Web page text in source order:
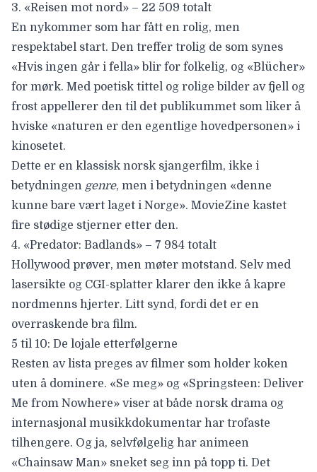
3. «Reisen mot nord» – 22 509 totalt
En nykommer som har fått en rolig, men
respektabel start. Den treffer trolig de som synes
«Hvis ingen går i fella» blir for folkelig, og «Blücher»
for mørk. Med poetisk tittel og rolige bilder av fjell og
frost appellerer den til det publikummet som liker å
hviske «naturen er den egentlige hovedpersonen» i
kinosetet.
Dette er en klassisk norsk sjangerfilm, ikke i
betydningen genre, men i betydningen «denne
kunne bare vært laget i Norge». MovieZine kastet
fire stødige stjerner etter den.
4. «Predator: Badlands» – 7 984 totalt
Hollywood prøver, men møter motstand. Selv med
lasersikte og CGI-splatter klarer den ikke å kapre
nordmenns hjerter. Litt synd, fordi det er en
overraskende bra film.
5 til 10: De lojale etterfølgerne
Resten av lista preges av filmer som holder koken
uten å dominere. «Se meg» og «Springsteen: Deliver
Me from Nowhere» viser at både norsk drama og
internasjonal musikkdokumentar har trofaste
tilhengere. Og ja, selvfølgelig har animeen
«Chainsaw Man» sneket seg inn på topp ti. Det